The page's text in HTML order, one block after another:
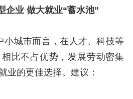
企业 做大就业“蓄水池”
小城市而言，在人才、科技等
比不占优势，发展劳动密集
业的更佳选择。建议：